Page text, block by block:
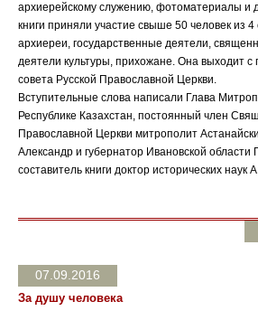
архиерейскому служению, фотоматериалы и
книги приняли участие свыше 50 человек из 4
архиереи, государственные деятели,
деятели культуры, прихожане. Она выходит с
совета Русской Православной Церкви.
Вступительные слова написали Глава
Республике Казахстан, постоянный член
Православной Церкви митрополит
Александр и губернатор Ивановской области
составитель книги доктор исторических наук
07.09.2016
За душу человека